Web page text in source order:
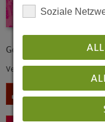
Goal-setting for the
Veröffentlicht: 06/2000
Download
Soziale